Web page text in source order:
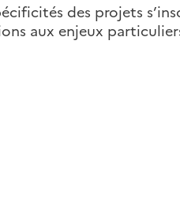
des projets
aux enjeux